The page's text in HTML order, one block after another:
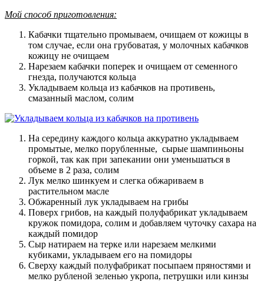
Мой способ приготовления:
Кабачки тщательно промываем, очищаем от кожицы в
том случае, если она грубоватая, у молочных кабачков
кожицу не очищаем
Нарезаем кабачки поперек и очищаем от семенного
гнезда, получаются кольца
Укладываем кольца из кабачков на противень,
смазанный маслом, солим
На середину каждого кольца аккуратно укладываем
промытые, мелко порубленные, сырые шампиньоны
горкой, так как при запекании они уменьшаться в
объеме в 2 раза, солим
Лук мелко шинкуем и слегка обжариваем в
растительном масле
Обжаренный лук укладываем на грибы
Поверх грибов, на каждый полуфабрикат укладываем
кружок помидора, солим и добавляем чуточку сахара на
каждый помидор
Сыр натираем на терке или нарезаем мелкими
кубиками, укладываем его на помидоры
Сверху каждый полуфабрикат посыпаем пряностями и
мелко рубленой зеленью укропа, петрушки или кинзы